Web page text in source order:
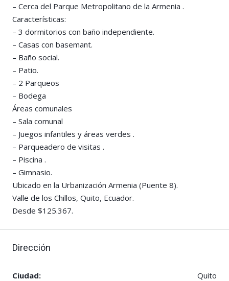
– Cerca del Parque Metropolitano de la Armenia .
Características:
– 3 dormitorios con baño independiente.
– Casas con basemant.
– Baño social.
– Patio.
– 2 Parqueos
– Bodega
Áreas comunales
– Sala comunal
– Juegos infantiles y áreas verdes .
– Parqueadero de visitas .
– Piscina .
– Gimnasio.
Ubicado en la Urbanización Armenia (Puente 8).
Valle de los Chillos, Quito, Ecuador.
Desde $125.367.
Dirección
Ciudad: Quito